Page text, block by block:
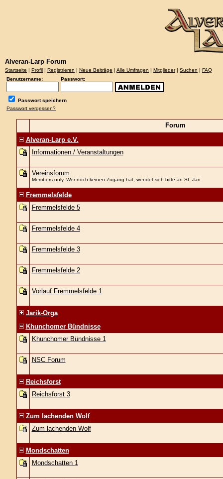
Alveran-Larp Forum
Startseite | Profil | Registrieren | Neue Beiträge | Alle Umfragen | Mitglieder| Suchen | FAQ
Benutzername:
Passwort:
Passwort speichern
Passwort vergessen?
Forum
Alveran-Larp e.V.
Informationen / Veranstaltungen
Vereinsforum
Members only. Wer noch keinen Zugang hat, wendet sich bitte an SL Jan
Fremmelsfelde
Fremmelsfelde 5
Fremmelsfelde 4
Fremmelsfelde 3
Fremmelsfelde 2
Vorlauf Fremmelsfelde 1
Jarik-Orga
Khunchomer Bündnisse
Khunchomer Bündnisse 1
NSC Forum
Reichsforst
Reichsforst 3
Zum lachenden Wolf
Zum lachenden Wolf
Mondschatten
Mondschatten 1